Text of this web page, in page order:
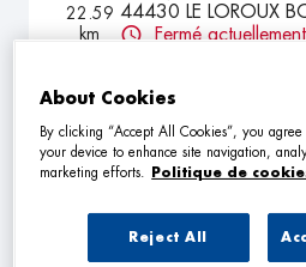
22.59
km
44430 LE LOROUX
Fermé actuellement
Les Garage Premier dans les villes
About Cookies
By clicking “Accept All Cookies”, you
your device to enhance site navigation,
marketing efforts.
Politique de
Reject All